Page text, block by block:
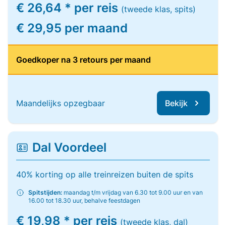
€ 26,64 * per reis (tweede klas, spits)
€ 29,95 per maand
Goedkoper na 3 retours per maand
Maandelijks opzegbaar Bekijk
Dal Voordeel
40% korting op alle treinreizen buiten de spits
Spitstijden: maandag t/m vrijdag van 6.30 tot 9.00 uur en van
16.00 tot 18.30 uur, behalve feestdagen
€ 19,98 * per reis (tweede klas, dal)